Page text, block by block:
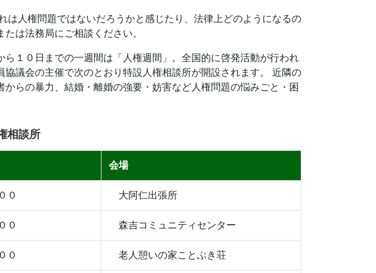
人権問題ではないだろうかと感じたり、法律上どのようになるの
は法務局にご相談ください。
１０日までの一週間は「人権週間」。全国的に啓発活動が行われ
議会の主催で次のとおり特設人権相談所が開設されます。 近隣の
らの暴力、結婚・離婚の強要・妨害など人権問題の悩みごと・困
相談所
会場
０ 大阿仁出張所
０ 森吉コミュニティセンター
０ 老人憩いの家ことぶき荘